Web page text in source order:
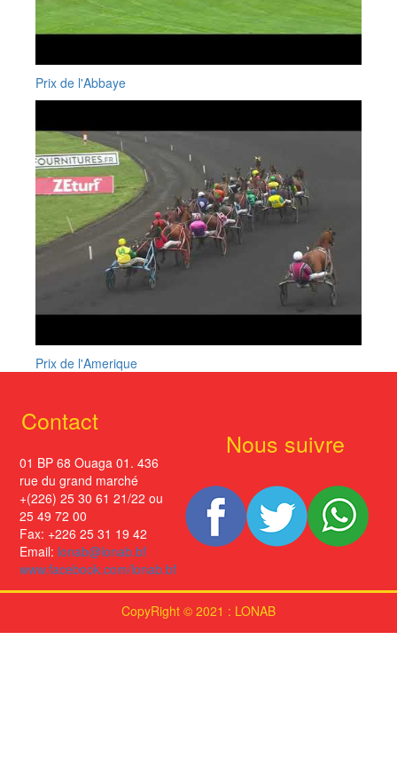
Prix de l'Abbaye
Prix de l'Amerique
Contact
01 BP 68 Ouaga 01. 436
rue du grand marché
+(226) 25 30 61 21/22 ou
25 49 72 00
Fax: +226 25 31 19 42
Email: lonab@lonab.bf
www.facebook.com/lonab.bf
Nous suivre
CopyRight © 2021 : LONAB